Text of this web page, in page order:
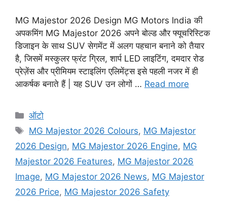
MG Majestor 2026 Design MG Motors India की
अपकमिंग MG Majestor 2026 अपने बोल्ड और फ्यूचरिस्टिक
डिजाइन के साथ SUV सेगमेंट में अलग पहचान बनाने को तैयार
है, जिसमें मस्कुलर फ्रंट ग्रिल, शार्प LED लाइटिंग, दमदार रोड
प्रेज़ेंस और प्रीमियम स्टाइलिंग एलिमेंट्स इसे पहली नजर में ही
आकर्षक बनाते हैं | यह SUV उन लोगों … Read more
Categories
ऑटो
Tags
MG Majestor 2026 Colours, MG Majestor
2026 Design, MG Majestor 2026 Engine, MG
Majestor 2026 Features, MG Majestor 2026
Image, MG Majestor 2026 News, MG Majestor
2026 Price, MG Majestor 2026 Safety